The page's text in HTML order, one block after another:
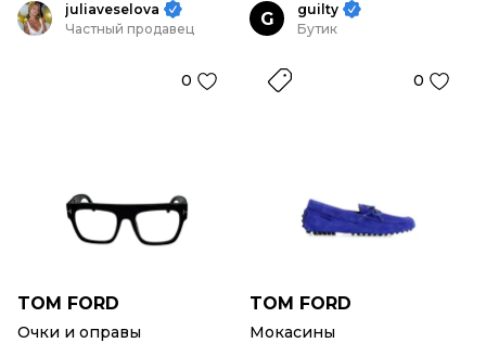
juliaveselova
Частный продавец
0
TOM FORD
Очки и оправы
G
guilty
Бутик
0
TOM FORD
Мокасины